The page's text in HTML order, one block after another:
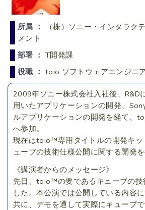
所属 ：
（株）ソニー・インタラク
メント
部署 ： T開発課
役職 ： toio ソフトウェアエンジニ
2009年ソニー株式会社入社後、R&D
用いたアプリケーションの開発、
ルアプリケーションの開発を経て、
へ参加。
現在はtoio™専用タイトルの開発キ
ューブの技術仕様公開に関する開発を
《講演者からのメッセージ》
先日、toio™の要であるキューブの技
した。本公演では公開している内容
共に、デモを通して実際にキューブ